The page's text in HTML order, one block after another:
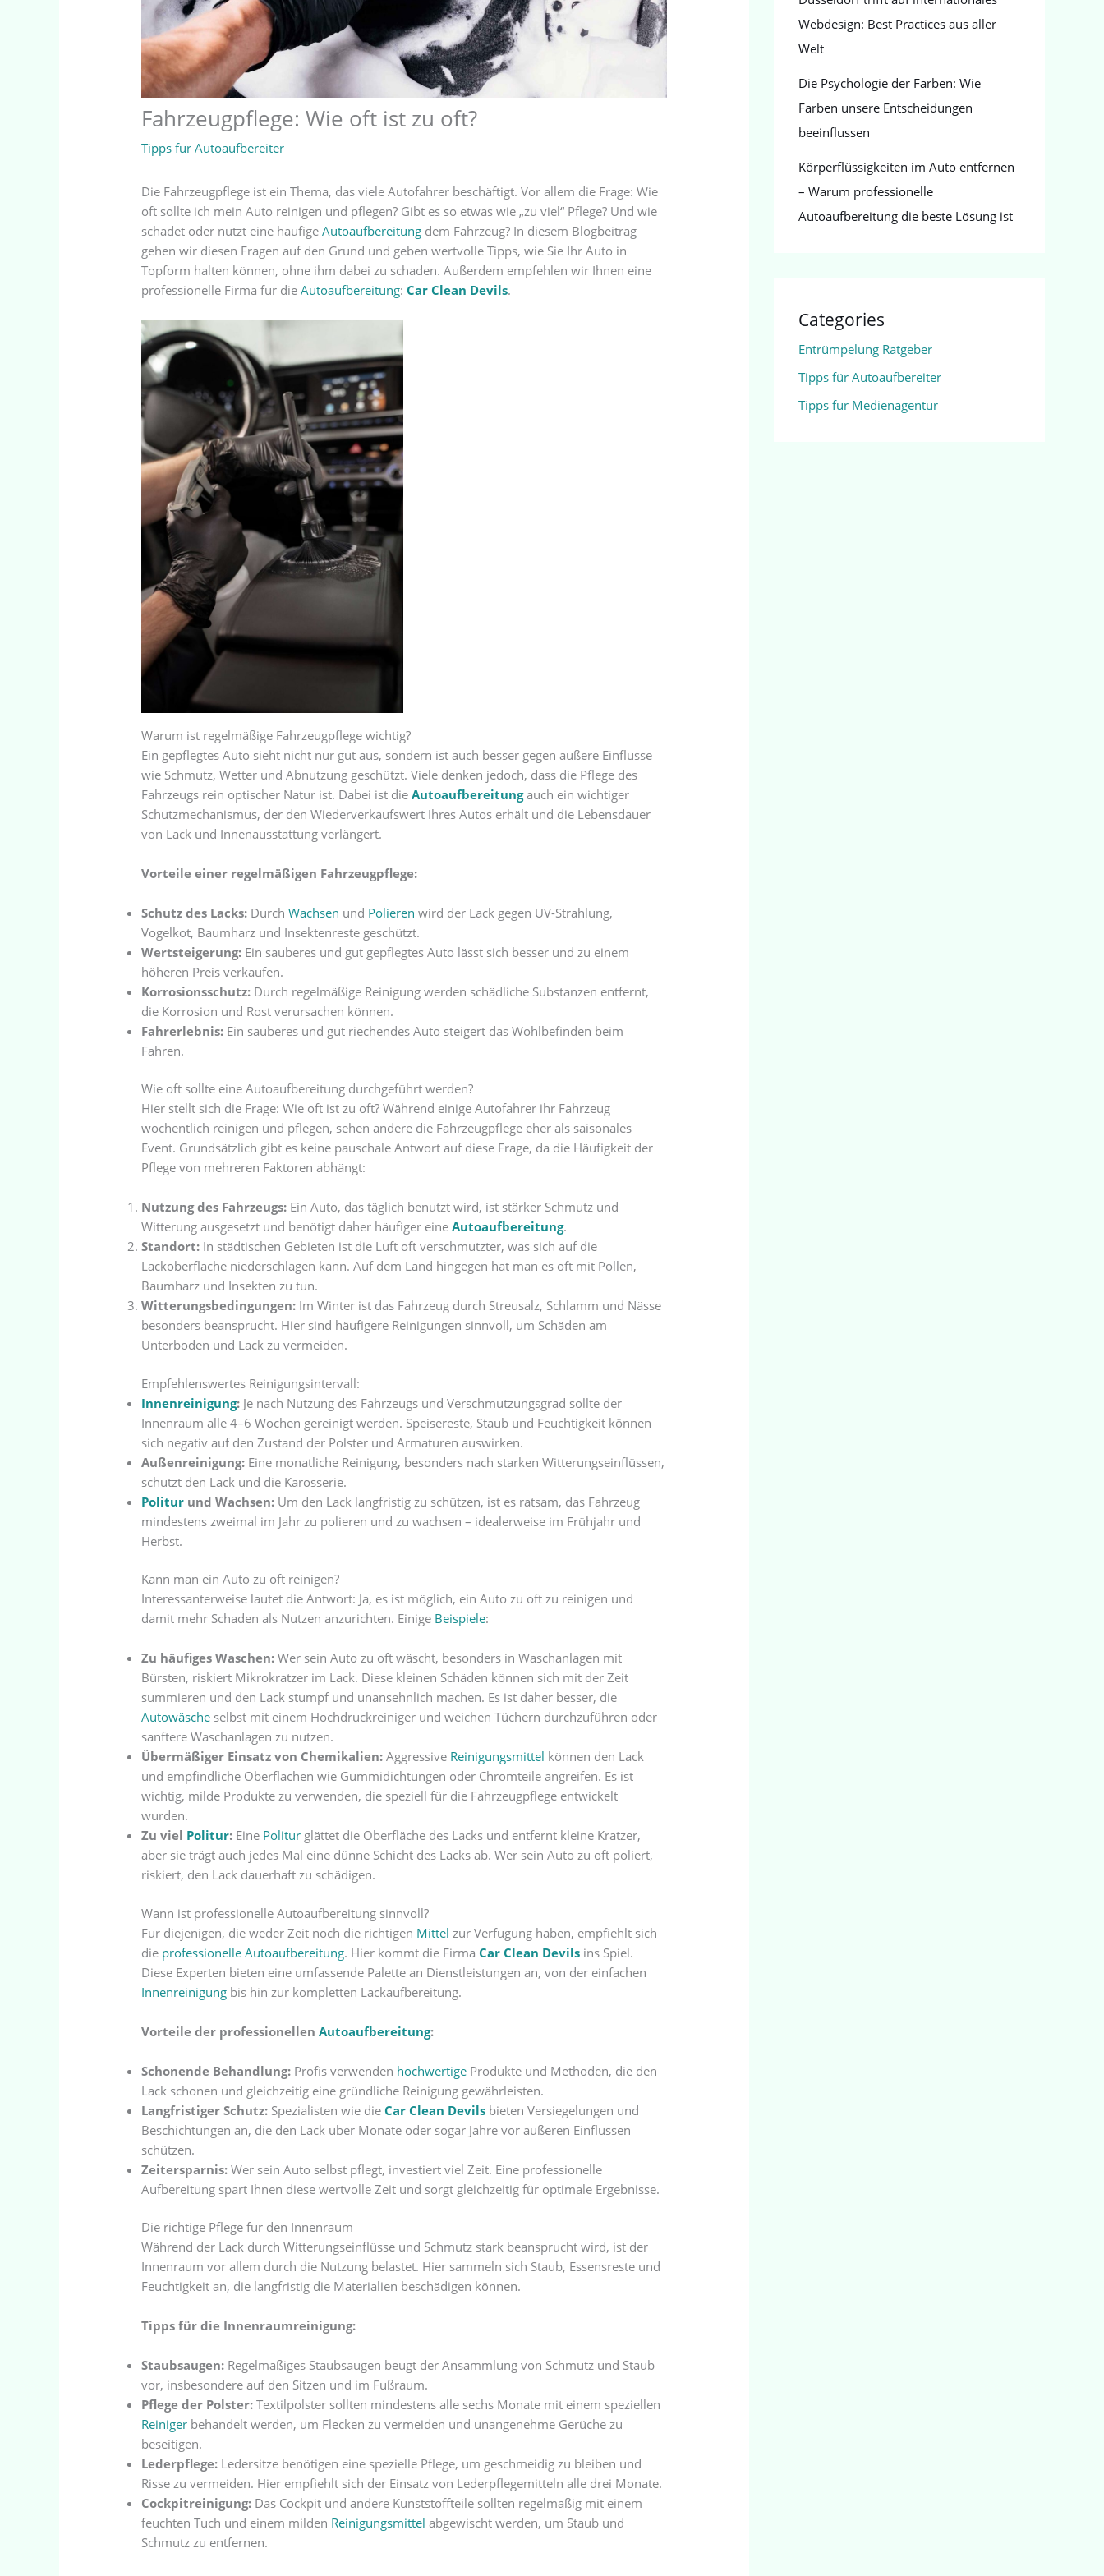
Fahrzeugpflege: Wie oft ist zu oft?
Tipps für Autoaufbereiter
Die Fahrzeugpflege ist ein Thema, das viele Autofahrer beschäftigt. Vor allem die Frage: Wie
oft sollte ich mein Auto reinigen und pflegen? Gibt es so etwas wie „zu viel“ Pflege? Und wie
schadet oder nützt eine häufigeAutoaufbereitung dem Fahrzeug? In diesem Blogbeitrag
gehen wir diesen Fragen auf den Grund und geben wertvolle Tipps, wie Sie Ihr Auto in
Topform halten können, ohne ihm dabei zu schaden. Außerdem empfehlen wir Ihnen eine
professionelle Firma für dieAutoaufbereitung:Car Clean Devils.
Warum ist regelmäßige Fahrzeugpflege wichtig?
Ein gepflegtes Auto sieht nicht nur gut aus, sondern ist auch besser gegen äußere Einflüsse
wie Schmutz, Wetter und Abnutzung geschützt. Viele denken jedoch, dass die Pflege des
Fahrzeugs rein optischer Natur ist. Dabei ist dieAutoaufbereitungauch ein wichtiger
Schutzmechanismus, der den Wiederverkaufswert Ihres Autos erhält und die Lebensdauer
von Lack und Innenausstattung verlängert.
Vorteile einer regelmäßigen Fahrzeugpflege:
Schutz des Lacks: DurchWachsen und Polieren wird der Lack gegen UV-Strahlung,
Vogelkot, Baumharz und Insektenreste geschützt.
Wertsteigerung: Ein sauberes und gut gepflegtes Auto lässt sich besser und zu einem
höheren Preis verkaufen.
Korrosionsschutz: Durch regelmäßige Reinigung werden schädliche Substanzen entfernt,
die Korrosion und Rost verursachen können.
Fahrerlebnis: Ein sauberes und gut riechendes Auto steigert das Wohlbefinden beim
Fahren.
Wie oft sollte eine Autoaufbereitung durchgeführt werden?
Hier stellt sich die Frage: Wie oft ist zu oft? Während einige Autofahrer ihr Fahrzeug
wöchentlich reinigen und pflegen, sehen andere die Fahrzeugpflege eher als saisonales
Event. Grundsätzlich gibt es keine pauschale Antwort auf diese Frage, da die Häufigkeit der
Pflege von mehreren Faktoren abhängt:
Nutzung des Fahrzeugs: Ein Auto, das täglich benutzt wird, ist stärker Schmutz und
Witterung ausgesetzt und benötigt daher häufiger eineAutoaufbereitung.
Standort: In städtischen Gebieten ist die Luft oft verschmutzter, was sich auf die
Lackoberfläche niederschlagen kann. Auf dem Land hingegen hat man es oft mit Pollen,
Baumharz und Insekten zu tun.
Witterungsbedingungen: Im Winter ist das Fahrzeug durch Streusalz, Schlamm und Nässe
besonders beansprucht. Hier sind häufigere Reinigungen sinnvoll, um Schäden am
Unterboden und Lack zu vermeiden.
Empfehlenswertes Reinigungsintervall:
Innenreinigung: Je nach Nutzung des Fahrzeugs und Verschmutzungsgrad sollte der
Innenraum alle 4–6 Wochen gereinigt werden. Speisereste, Staub und Feuchtigkeit können
sich negativ auf den Zustand der Polster und Armaturen auswirken.
Außenreinigung: Eine monatliche Reinigung, besonders nach starken Witterungseinflüssen,
schützt den Lack und die Karosserie.
Politur und Wachsen: Um den Lack langfristig zu schützen, ist es ratsam, das Fahrzeug
mindestens zweimal im Jahr zu polieren und zu wachsen – idealerweise im Frühjahr und
Herbst.
Kann man ein Auto zu oft reinigen?
Interessanterweise lautet die Antwort: Ja, es ist möglich, ein Auto zu oft zu reinigen und
damit mehr Schaden als Nutzen anzurichten. Einige Beispiele:
Zu häufiges Waschen: Wer sein Auto zu oft wäscht, besonders in Waschanlagen mit
Bürsten, riskiert Mikrokratzer im Lack. Diese kleinen Schäden können sich mit der Zeit
summieren und den Lack stumpf und unansehnlich machen. Es ist daher besser, die
Autowäsche selbst mit einem Hochdruckreiniger und weichen Tüchern durchzuführen oder
sanftere Waschanlagen zu nutzen.
Übermäßiger Einsatz von Chemikalien: Aggressive Reinigungsmittel können den Lack
und empfindliche Oberflächen wie Gummidichtungen oder Chromteile angreifen. Es ist
wichtig, milde Produkte zu verwenden, die speziell für die Fahrzeugpflege entwickelt
wurden.
Zu viel Politur: Eine Politur glättet die Oberfläche des Lacks und entfernt kleine Kratzer,
aber sie trägt auch jedes Mal eine dünne Schicht des Lacks ab. Wer sein Auto zu oft poliert,
riskiert, den Lack dauerhaft zu schädigen.
Wann ist professionelle Autoaufbereitung sinnvoll?
Für diejenigen, die weder Zeit noch die richtigen Mittel zur Verfügung haben, empfiehlt sich
die professionelle Autoaufbereitung. Hier kommt die FirmaCar Clean Devils ins Spiel.
Diese Experten bieten eine umfassende Palette an Dienstleistungen an, von der einfachen
Innenreinigung bis hin zur kompletten Lackaufbereitung.
Vorteile der professionellenAutoaufbereitung:
Schonende Behandlung: Profis verwenden hochwertige Produkte und Methoden, die den
Lack schonen und gleichzeitig eine gründliche Reinigung gewährleisten.
Langfristiger Schutz: Spezialisten wie dieCar Clean Devils bieten Versiegelungen und
Beschichtungen an, die den Lack über Monate oder sogar Jahre vor äußeren Einflüssen
schützen.
Zeitersparnis: Wer sein Auto selbst pflegt, investiert viel Zeit. Eine professionelle
Aufbereitung spart Ihnen diese wertvolle Zeit und sorgt gleichzeitig für optimale Ergebnisse.
Die richtige Pflege für den Innenraum
Während der Lack durch Witterungseinflüsse und Schmutz stark beansprucht wird, ist der
Innenraum vor allem durch die Nutzung belastet. Hier sammeln sich Staub, Essensreste und
Feuchtigkeit an, die langfristig die Materialien beschädigen können.
Tipps für die Innenraumreinigung:
Staubsaugen: Regelmäßiges Staubsaugen beugt der Ansammlung von Schmutz und Staub
vor, insbesondere auf den Sitzen und im Fußraum.
Pflege der Polster: Textilpolster sollten mindestens alle sechs Monate mit einem speziellen
Reiniger behandelt werden, um Flecken zu vermeiden und unangenehme Gerüche zu
beseitigen.
Lederpflege: Ledersitze benötigen eine spezielle Pflege, um geschmeidig zu bleiben und
Risse zu vermeiden. Hier empfiehlt sich der Einsatz von Lederpflegemitteln alle drei Monate.
Cockpitreinigung: Das Cockpit und andere Kunststoffteile sollten regelmäßig mit einem
feuchten Tuch und einem milden Reinigungsmittel abgewischt werden, um Staub und
Schmutz zu entfernen.
Webdesign: Best Practices aus aller
Welt
Die Psychologie der Farben: Wie
Farben unsere Entscheidungen
beeinflussen
Körperflüssigkeiten im Auto entfernen
– Warum professionelle
Autoaufbereitung die beste Lösung ist
Categories
Entrümpelung Ratgeber
Tipps für Autoaufbereiter
Tipps für Medienagentur